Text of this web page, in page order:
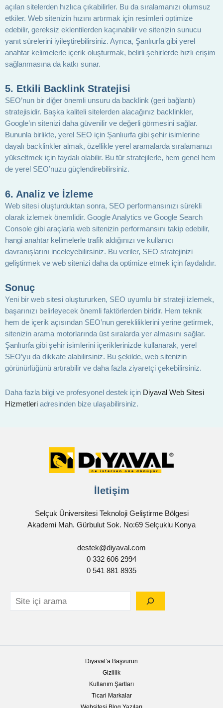
açılan sitelerden hızlıca çıkabilirler. Bu da sıralamanızı olumsuz
etkiler. Web sitenizin hızını artırmak için resimleri optimize
edebilir, gereksiz eklentilerden kaçınabilir ve sitenizin sunucu
yanıt sürelerini iyileştirebilirsiniz. Ayrıca, Şanlıurfa gibi yerel
anahtar kelimelerle içerik oluşturmak, belirli şehirlerde hızlı erişim
sağlanmasına da katkı sunar.
5. Etkili Backlink Stratejisi
SEO’nun bir diğer önemli unsuru da backlink (geri bağlantı)
stratejisidir. Başka kaliteli sitelerden alacağınız backlinkler,
Google’ın sitenizi daha güvenilir ve değerli görmesini sağlar.
Bununla birlikte, yerel SEO için Şanlıurfa gibi şehir isimlerine
dayalı backlinkler almak, özellikle yerel aramalarda sıralamanızı
yükseltmek için faydalı olabilir. Bu tür stratejilerle, hem genel hem
de yerel SEO’nuzu güçlendirebilirsiniz.
6. Analiz ve İzleme
Web sitesi oluşturduktan sonra, SEO performansınızı sürekli
olarak izlemek önemlidir. Google Analytics ve Google Search
Console gibi araçlarla web sitenizin performansını takip edebilir,
hangi anahtar kelimelerle trafik aldığınızı ve kullanıcı
davranışlarını inceleyebilirsiniz. Bu veriler, SEO stratejinizi
geliştirmek ve web sitenizi daha da optimize etmek için faydalıdır.
Sonuç
Yeni bir web sitesi oluştururken, SEO uyumlu bir strateji izlemek,
başarınızı belirleyecek önemli faktörlerden biridir. Hem teknik
hem de içerik açısından SEO’nun gerekliliklerini yerine getirmek,
sitenizin arama motorlarında üst sıralarda yer almasını sağlar.
Şanlıurfa gibi şehir isimlerini içeriklerinizde kullanarak, yerel
SEO’yu da dikkate alabilirsiniz. Bu şekilde, web sitenizin
görünürlüğünü artırabilir ve daha fazla ziyaretçi çekebilirsiniz.
Daha fazla bilgi ve profesyonel destek için Diyaval Web Sitesi
Hizmetleri adresinden bize ulaşabilirsiniz.
İletişim
Selçuk Üniversitesi Teknoloji Geliştirme Bölgesi
Akademi Mah. Gürbulut Sok. No:69 Selçuklu Konya
destek@diyaval.com
0 332 606 2994
0 541 881 8935
Diyaval’a Başvurun
Gizlilik
Kullanım Şartları
Ticari Markalar